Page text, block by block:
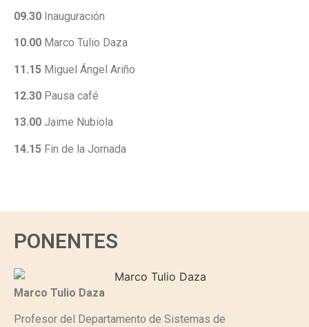
09.30 Inauguración
10.00 Marco Tulio Daza
11.15 Miguel Ángel Ariño
12.30 Pausa café
13.00 Jaime Nubiola
14.15 Fin de la Jornada
PONENTES
Marco Tulio Daza
Profesor del Departamento de Sistemas de